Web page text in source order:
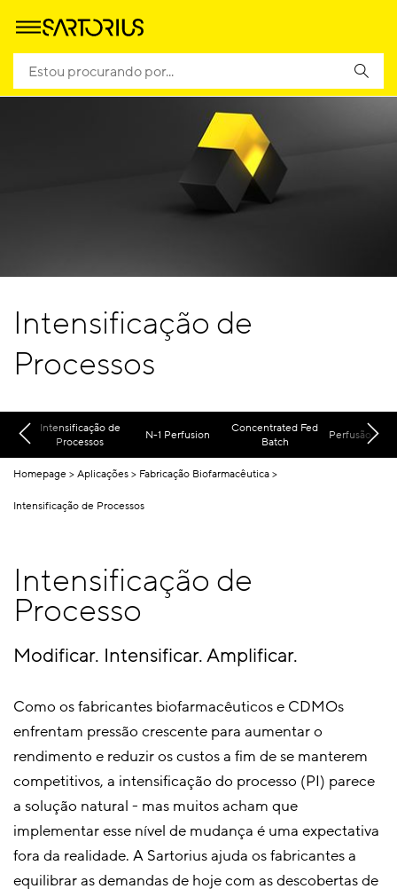
Intensificação de
Processos
Intensificação de
Processos
N-1 Perfusion
Concentrated Fed
Batch
Perfusão
Homepage Aplicações Fabricação Biofarmacêutica
Intensificação de Processos
Intensificação de
Processo
Modificar. Intensificar. Amplificar.
Como os fabricantes biofarmacêuticos e CDMOs
enfrentam pressão crescente para aumentar o
rendimento e reduzir os custos a fim de se manterem
competitivos, a intensificação do processo (PI) parece
a solução natural - mas muitos acham que
implementar esse nível de mudança é uma expectativa
fora da realidade. A Sartorius ajuda os fabricantes a
equilibrar as demandas de hoje com as descobertas de